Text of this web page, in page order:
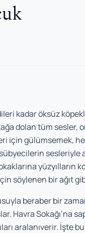
kadar öksüz
dolan tüm
için gülümsemek,
sesleriyle
yüzyılların
söylenen bir ağıt
beraber bir
Havra Sokağı’na
aralanıverir. İşte